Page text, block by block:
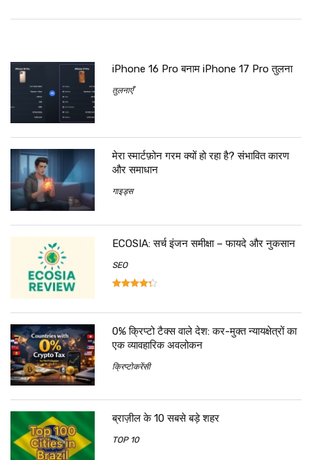
iPhone 16 Pro बनाम iPhone 17 Pro तुलना
तुलनाएँ
मेरा स्मार्टफ़ोन गरम क्यों हो रहा है? संभावित कारण
और समाधान
गाइड्स
ECOSIA: सर्च इंजन समीक्षा – फायदे और नुकसान
SEO
0% क्रिप्टो टैक्स वाले देश: कर-मुक्त न्यायक्षेत्रों का
एक व्यावहारिक अवलोकन
क्रिप्टोकरेंसी
ब्राज़ील के 10 सबसे बड़े शहर
TOP 10